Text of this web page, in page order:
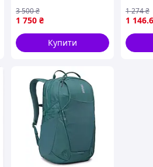
Джордан Найк бекпак
фурнітура
гравіювання чорний
44 см
1 750 ₴
3 500₴
Купити
1 146
1 274₴